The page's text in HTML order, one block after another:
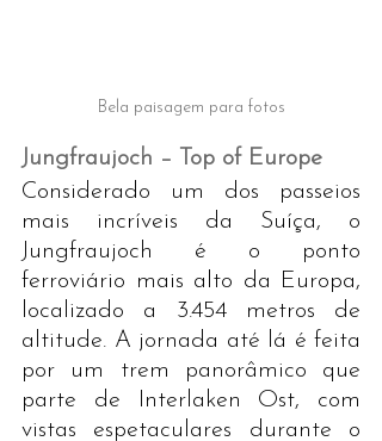
Bela paisagem para fotos
Jungfraujoch – Top of Europe
Considerado um dos passeios
mais incríveis da Suíça, o
Jungfraujoch é o ponto
ferroviário mais alto da Europa,
localizado a 3.454 metros de
altitude. A jornada até lá é feita
por um trem panorâmico que
parte de Interlaken Ost, com